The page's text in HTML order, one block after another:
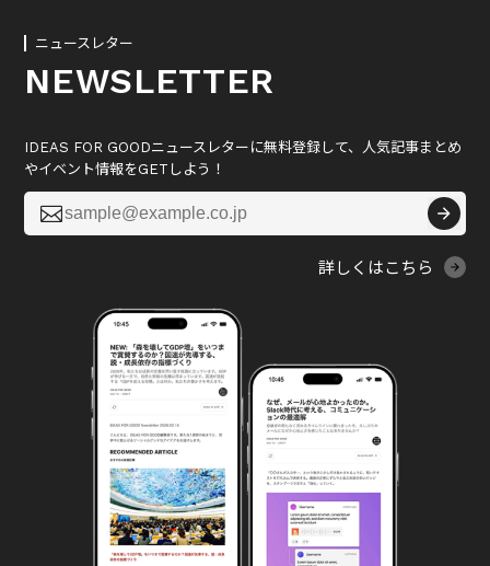
ニュースレター
NEWSLETTER
IDEAS FOR GOODニュースレターに無料登録して、人気記事まとめ
やイベント情報をGETしよう！

詳しくはこちら